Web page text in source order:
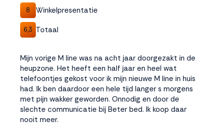
8 Winkelpresentatie
6,3 Totaal
Mijn vorige M line was na acht jaar doorgezakt in de
heupzone. Het heeft een half jaar en heel wat
telefoontjes gekost voor ik mijn nieuwe M line in huis
had. Ik ben daardoor een hele tijd langer s morgens
met pijn wakker geworden. Onnodig en door de
slechte communicatie bij Beter bed. Ik koop daar
nooit meer.